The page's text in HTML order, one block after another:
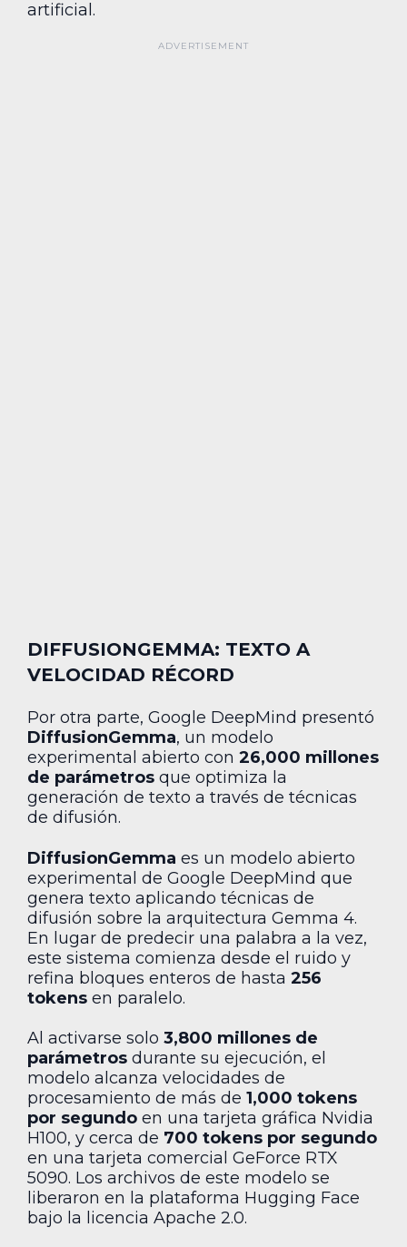
artificial.
DIFFUSIONGEMMA: TEXTO A
VELOCIDAD RÉCORD
Por otra parte, Google DeepMind presentó
DiffusionGemma, un modelo
experimental abierto con 26,000 millones
de parámetros que optimiza la
generación de texto a través de técnicas
de difusión.
DiffusionGemma es un modelo abierto
experimental de Google DeepMind que
genera texto aplicando técnicas de
difusión sobre la arquitectura Gemma 4.
En lugar de predecir una palabra a la vez,
este sistema comienza desde el ruido y
refina bloques enteros de hasta 256
tokens en paralelo.
Al activarse solo 3,800 millones de
parámetros durante su ejecución, el
modelo alcanza velocidades de
procesamiento de más de 1,000 tokens
por segundo en una tarjeta gráfica Nvidia
H100, y cerca de 700 tokens por segundo
en una tarjeta comercial GeForce RTX
5090. Los archivos de este modelo se
liberaron en la plataforma Hugging Face
bajo la licencia Apache 2.0.